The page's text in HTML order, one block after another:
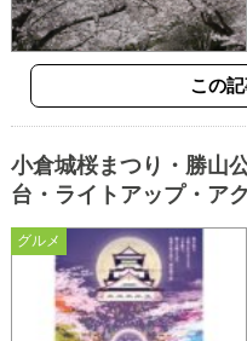
この
グルメ
小倉城桜まつり・勝山
台・ライトアップ・ア